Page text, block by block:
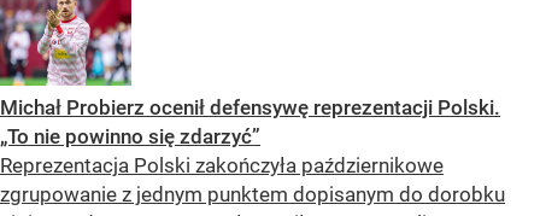
Michał Probierz ocenił defensywę reprezentacji Polski.
„To nie powinno się zdarzyć”
Reprezentacja Polski zakończyła październikowe
zgrupowanie z jednym punktem dopisanym do dorobku